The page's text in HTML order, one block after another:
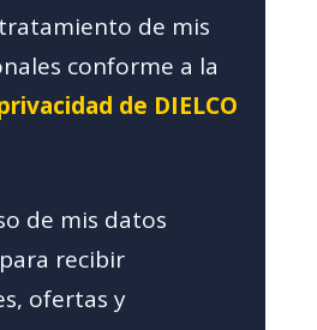
de mis
conforme a la
de DIELCO
de mis datos
recibir
ofertas y